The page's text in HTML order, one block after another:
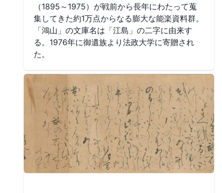
（1895～1975）が戦前から長年にわたって蒐
集してきた約1万点からなる膨大な能楽資料群。
「鴻山」の文庫名は「江島」の二字に由来す
る。1976年に御遺族より法政大学に寄贈され
た。